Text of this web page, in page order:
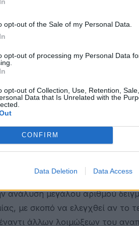
opt-out of the Sale of my Personal Data.
opt-out of processing my Personal Data
opt-out of Collection, Use, Retention,
Data that Is Unrelated with the
CONFIRM
Data Deletion Data Access
να απαντηθούν συγκεκριμένα
η παρουσία αντισωμάτων
επαναμόλυνσης, καθώς
τους ευαισθησία, ή
SARS-CoV-2 σε θετικά
ως αρνητικά, δείγματα
μέσω της ανάλυσης
ανάλυση μεγάλου αριθμού
με σκοπό να ελεγχθεί αν το
άλλων λοιμώξεων του